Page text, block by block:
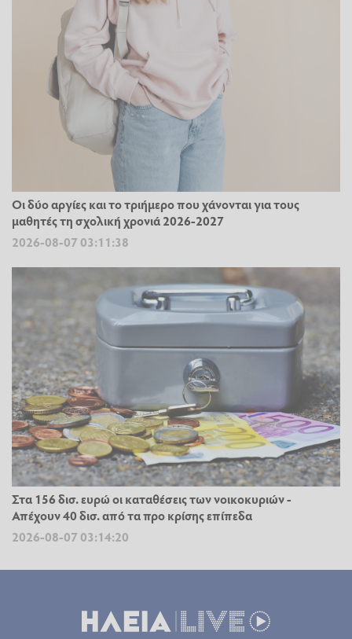
Οι δύο αργίες και το τριήμερο που χάνονται για τους
μαθητές τη σχολική χρονιά 2026-2027
2026-08-07 03:11:38
Στα 156 δισ. ευρώ οι καταθέσεις των νοικοκυριών -
Απέχουν 40 δισ. από τα προ κρίσης επίπεδα
2026-08-07 03:14:20